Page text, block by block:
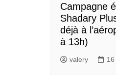
Campagne
Shadary
déjà à
à 13h)
valery